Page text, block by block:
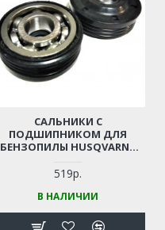
САЛЬНИКИ С
ПОДШИПНИКОМ ДЛЯ
БЕНЗОПИЛЫ HUSQVARNA
(КОМПЛЕКТ 2 ШТ.) (5300563-
63)
519р.
В НАЛИЧИИ